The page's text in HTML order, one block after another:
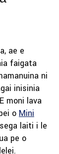
ae e
faigata
ni
inisinia
moni lava
o Mini
laiti i le
pe o